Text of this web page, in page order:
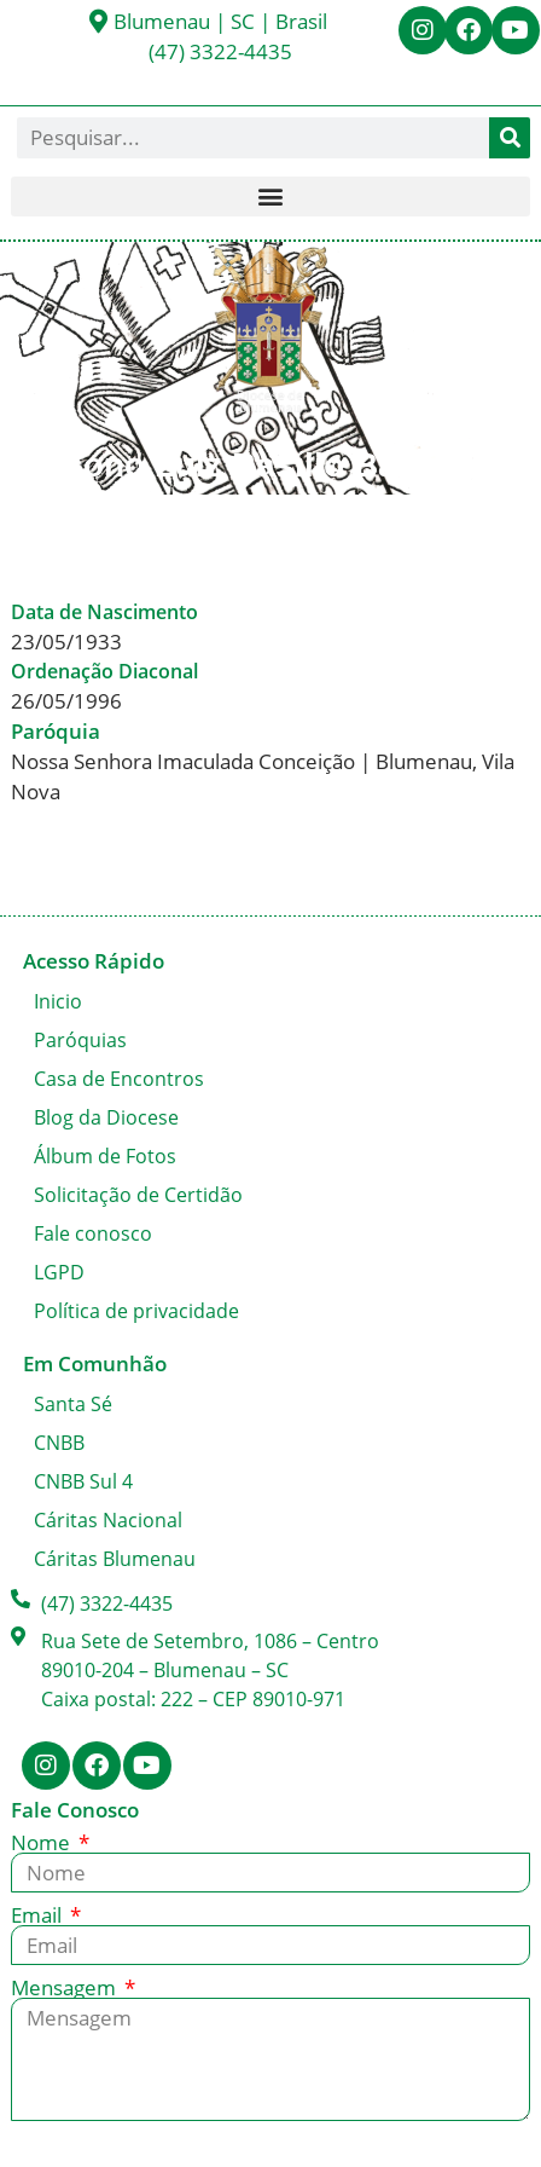
Blumenau | SC | Brasil
(47) 3322-4435
Diácono Luiz Basílio Bastiani
Data de Nascimento
23/05/1933
Ordenação Diaconal
26/05/1996
Paróquia
Nossa Senhora Imaculada Conceição | Blumenau, Vila
Nova
Acesso Rápido
Inicio
Paróquias
Casa de Encontros
Blog da Diocese
Álbum de Fotos
Solicitação de Certidão
Fale conosco
LGPD
Política de privacidade
Em Comunhão
Santa Sé
CNBB
CNBB Sul 4
Cáritas Nacional
Cáritas Blumenau
(47) 3322-4435
Rua Sete de Setembro, 1086 – Centro
89010-204 – Blumenau – SC
Caixa postal: 222 – CEP 89010-971
Fale Conosco
Nome
Email
Mensagem